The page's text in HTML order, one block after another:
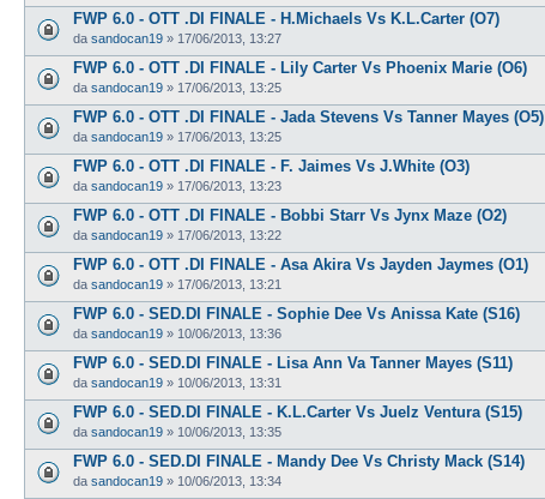
FWP 6.0 - OTT .DI FINALE - H.Michaels Vs K.L.Carter (O7)
da sandocan19 » 17/06/2013, 13:27
FWP 6.0 - OTT .DI FINALE - Lily Carter Vs Phoenix Marie (O6)
da sandocan19 » 17/06/2013, 13:25
FWP 6.0 - OTT .DI FINALE - Jada Stevens Vs Tanner Mayes (O5)
da sandocan19 » 17/06/2013, 13:25
FWP 6.0 - OTT .DI FINALE - F. Jaimes Vs J.White (O3)
da sandocan19 » 17/06/2013, 13:23
FWP 6.0 - OTT .DI FINALE - Bobbi Starr Vs Jynx Maze (O2)
da sandocan19 » 17/06/2013, 13:22
FWP 6.0 - OTT .DI FINALE - Asa Akira Vs Jayden Jaymes (O1)
da sandocan19 » 17/06/2013, 13:21
FWP 6.0 - SED.DI FINALE - Sophie Dee Vs Anissa Kate (S16)
da sandocan19 » 10/06/2013, 13:36
FWP 6.0 - SED.DI FINALE - Lisa Ann Va Tanner Mayes (S11)
da sandocan19 » 10/06/2013, 13:31
FWP 6.0 - SED.DI FINALE - K.L.Carter Vs Juelz Ventura (S15)
da sandocan19 » 10/06/2013, 13:35
FWP 6.0 - SED.DI FINALE - Mandy Dee Vs Christy Mack (S14)
da sandocan19 » 10/06/2013, 13:34